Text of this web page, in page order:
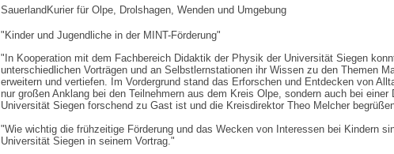
SauerlandKurier für Olpe, Drolshagen, Wenden und Umgebung
"Kinder und Jugendliche in der MINT-Förderung"
"In Kooperation mit dem Fachbereich Didaktik der Physik der Universität Siegen
unterschiedlichen Vorträgen und an Selbstlernstationen ihr Wissen zu den Themen
erweitern und vertiefen. Im Vordergrund stand das Erforschen und Entdecken von
nur großen Anklang bei den Teilnehmern aus dem Kreis Olpe, sondern auch bei
Universität Siegen forschend zu Gast ist und die Kreisdirektor Theo Melcher
"Wie wichtig die frühzeitige Förderung und das Wecken von Interessen bei Kindern
Universität Siegen in seinem Vortrag."